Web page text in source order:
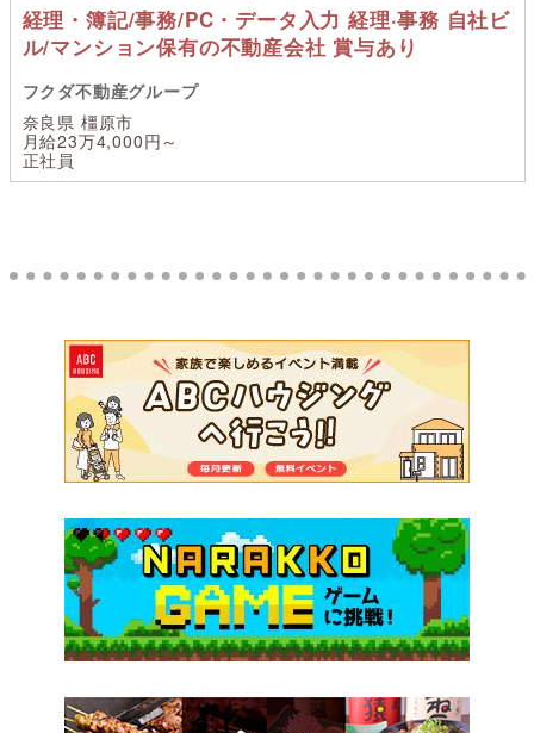
経理・簿記/事務/PC・データ入力 経理·事務 自社ビ
ル/マンション保有の不動産会社 賞与あり
フクダ不動産グループ
奈良県 橿原市
月給23万4,000円～
正社員